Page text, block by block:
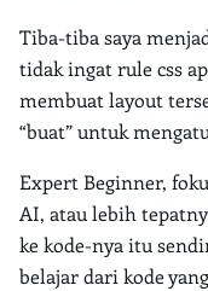
Tiba-tiba saya
tidak ingat rule css
membuat layout
“buat” untuk
Expert Beginner,
AI, atau lebih
ke kode-nya itu
belajar dari kode